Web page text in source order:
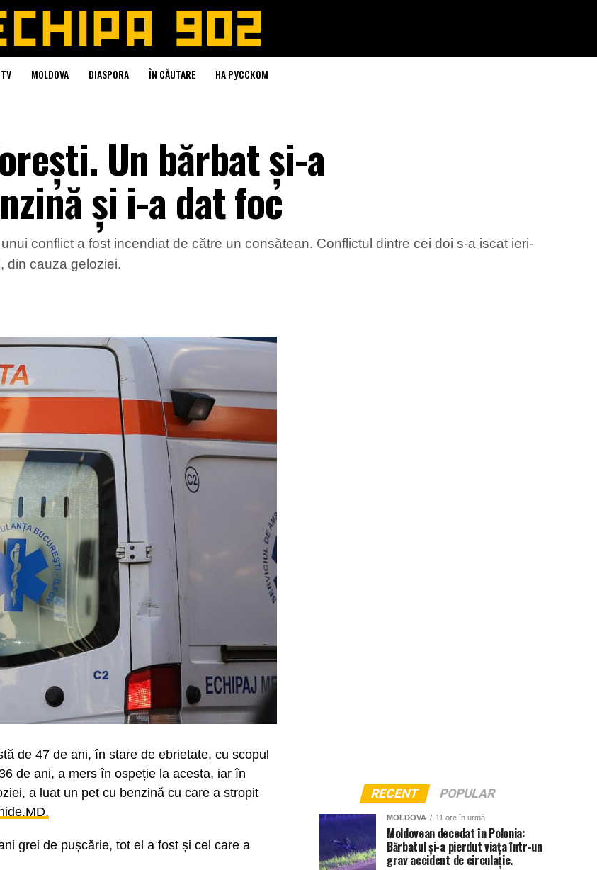
MOLDOVA DIASPORA ÎN CĂUTARE НА РУССКОМ
Un bărbat și-a
și i-a dat foc
conflict a fost incendiat de către un consătean. Conflictul dintre cei doi s-a iscat ieri-
din cauza geloziei.
de 47 de ani, în stare de ebrietate, cu scopul
de ani, a mers în ospeție la acesta, iar în
a luat un pet cu benzină cu care a stropit
grei de pușcărie, tot el a fost și cel care a
RECENT POPULAR
MOLDOVA 11 ore în urmă
Moldovean decedat în Polonia:
Bărbatul și-a pierdut viața într-un
grav accident de circulație.